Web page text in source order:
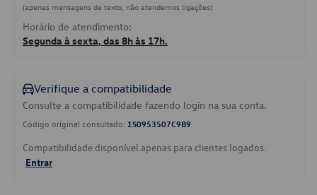
(apenas mensagens de texto, não atendemos ligações)
Horário de atendimento:
Segunda à sexta, das 8h às 17h.
Verifique a compatibilidade
Consulte a compatibilidade fazendo login na sua conta.
Código original consultado: 1S0953507C9B9
Compatibilidade disponível apenas para clientes logados.
Entrar